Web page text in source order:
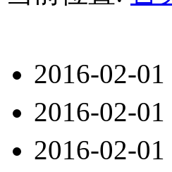
2016-02-01
2016-02-01
2016-02-01